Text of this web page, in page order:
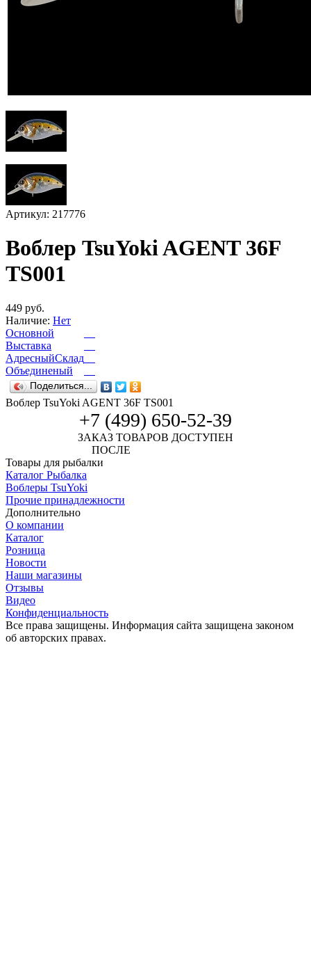
Артикул: 217776
Воблер TsuYoki AGENT 36F
TS001
449 руб.
Наличие: Нет
Основной
Выставка
АдресныйСклад
Объединеный
Поделиться...
Воблер TsuYoki AGENT 36F TS001
+7 (499) 650-52-39
ЗАКАЗ ТОВАРОВ ДОСТУПЕН
ПОСЛЕ
Товары для рыбалки
Каталог Рыбалка
Воблеры TsuYoki
Прочие принадлежности
Дополнительно
О компании
Каталог
Розница
Новости
Наши магазины
Отзывы
Видео
Конфиденциальность
Все права защищены. Информация сайта защищена законом
об авторских правах.